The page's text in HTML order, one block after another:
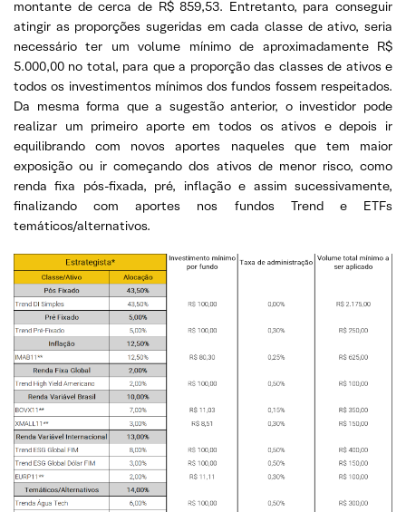
montante de cerca de R$ 859,53. Entretanto, para conseguir
atingir as proporções sugeridas em cada classe de ativo, seria
necessário ter um volume mínimo de aproximadamente R$
5.000,00 no total, para que a proporção das classes de ativos e
todos os investimentos mínimos dos fundos fossem respeitados.
Da mesma forma que a sugestão anterior, o investidor pode
realizar um primeiro aporte em todos os ativos e depois ir
equilibrando com novos aportes naqueles que tem maior
exposição ou ir começando dos ativos de menor risco, como
renda fixa pós-fixada, pré, inflação e assim sucessivamente,
finalizando com aportes nos fundos Trend e ETFs
temáticos/alternativos.